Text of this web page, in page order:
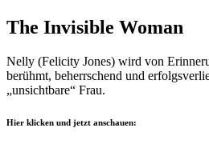
The Invisible Woman
Nelly (Felicity Jones) wird von
berühmt, beherrschend und
„unsichtbare“ Frau.
Hier klicken und jetzt anschauen: